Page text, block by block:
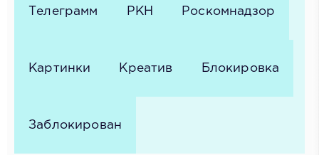
Телеграмм РКН Роскомнадзор
Картинки Креатив Блокировка
Заблокирован